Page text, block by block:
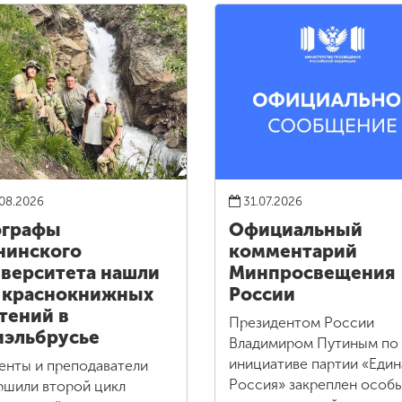
нашли
краснокнижных
в
и преподаватели
второй цикл
31.07.2026
Официальный
комментарий
Минпросвещения
России
Президентом России
Владимиром Путиным по
инициативе партии
Россия» закреплен